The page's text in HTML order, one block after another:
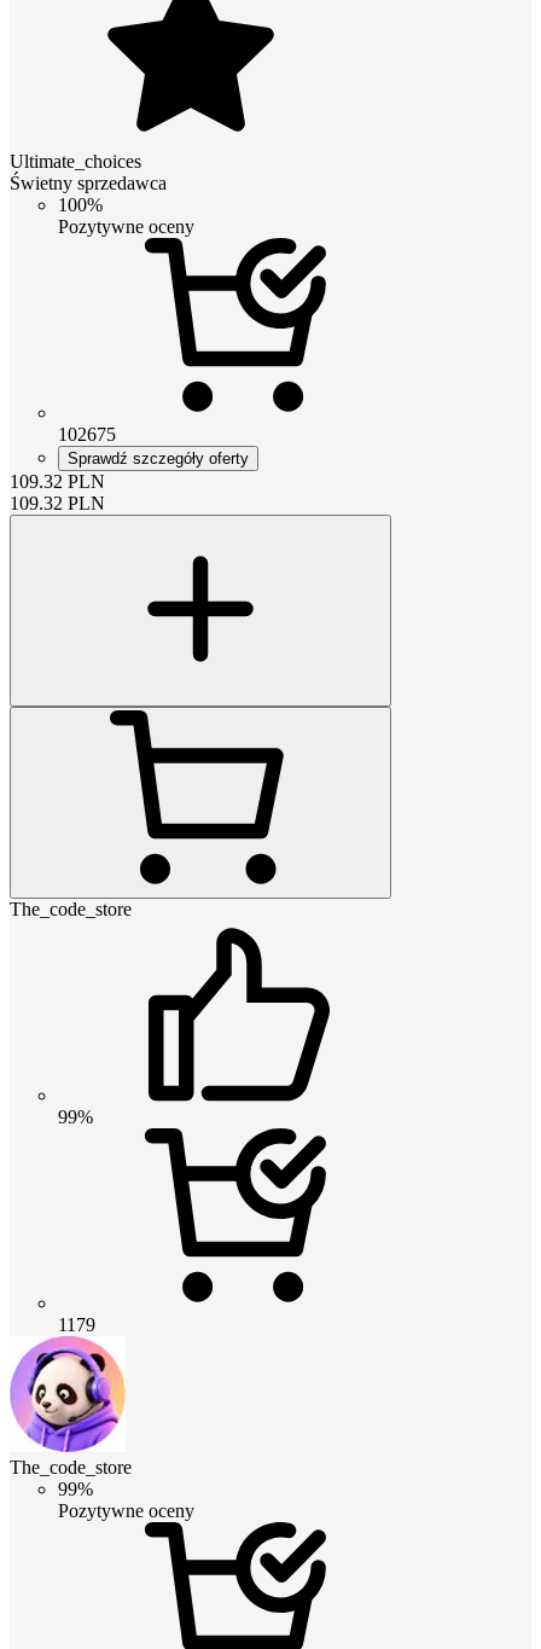
Ultimate_choices
Świetny sprzedawca
100%
Pozytywne oceny
102675
Sprawdź szczegóły oferty
109.32 PLN
109.32 PLN
The_code_store
99%
1179
The_code_store
99%
Pozytywne oceny